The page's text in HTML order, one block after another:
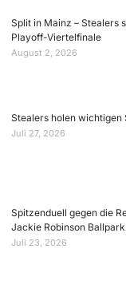
Split in Mainz – Stealers
Playoff-Viertelfinale
August 2, 2026
Stealers holen wichtigen
Juli 27, 2026
Spitzenduell gegen die
Jackie Robinson Ballpark
Juli 23, 2026